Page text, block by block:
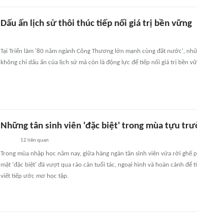
Dấu ấn lịch sử thôi thúc tiếp nối giá trị bền vững
Tại Triển lãm '80 năm ngành Công Thương lớn mạnh cùng đất nước',
không chỉ dấu ấn của lịch sử mà còn là động lực để tiếp nối giá trị bền
Những tân sinh viên 'đặc biệt' trong mùa tựu
12 liên quan
Trong mùa nhập học năm nay, giữa hàng ngàn tân sinh viên vừa rời ghế
mặt 'đặc biệt' đã vượt qua rào cản tuổi tác, ngoại hình và hoàn cảnh để
viết tiếp ước mơ học tập.